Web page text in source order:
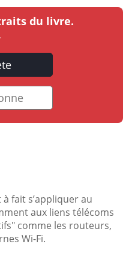
du livre.
fait s’appliquer au
aux liens télécoms
comme les routeurs,
Wi-Fi.